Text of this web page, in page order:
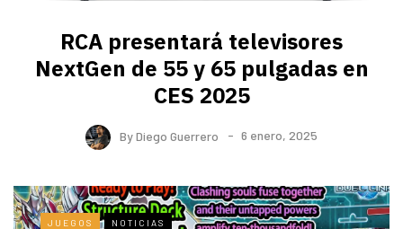
RCA presentará televisores
NextGen de 55 y 65 pulgadas en
CES 2025
ByDiego Guerrero 6 enero, 2025
JUEGOS NOTICIAS